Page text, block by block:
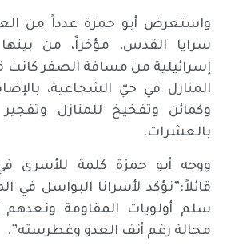
واستعرض أبو حمزة عدداً من
سرايا القدس، مؤخراً، من
إسرائيلية من مسافة الصفر كانت
المنازل في حيّ الشجاعية،
وكمائن وتفخيخ للمنازل
بالعشرات.
ووجه أبو حمزة كلمة للأسرى
قائلاً:”نؤكد لأسرانا البواسل في
سلم أولويات المقاومة ونعدهم
محالة رغم أنف العدو وغطرسته”.